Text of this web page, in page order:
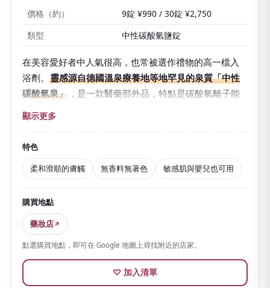
價格（約）
9錠 ¥990 / 30錠 ¥2,750
類型
中性碳酸氫鹽錠
在美容愛好者中人氣很高，也常被選作禮物的高一檔入
浴劑。 靈感源自德國溫泉療養地等地罕見的泉質「中性
碳酸氫泉」 ，是一款醫藥部外品，特點是碳酸氫離子能
提升溫浴效果、讓身體由內暖起來，對疲勞、肩膀僵
硬、怕冷等有幫助。熱水會變得
慢慢泡澡的夜晚。
無香料、無著色的簡單配方，不喜歡香氣或顏色的人自
不用說，敏感肌與嬰兒也能使用，這是一大魅力。建議
在溫水中溶解錠片、悠然浸泡15分鐘以上。
還能清爽地洗去多餘皮脂。價格略高，但知名度高、適
合送給任何人，也很適合作為有特別感的伴手禮或禮
物。
顯示更多
特色
柔和滑順的膚觸
無香料無著色 敏感肌與嬰兒也可用
購買地點
藥妝店
點選購買地點，即可在 Google 地圖上尋找附近的店家。
♡ 加入清單